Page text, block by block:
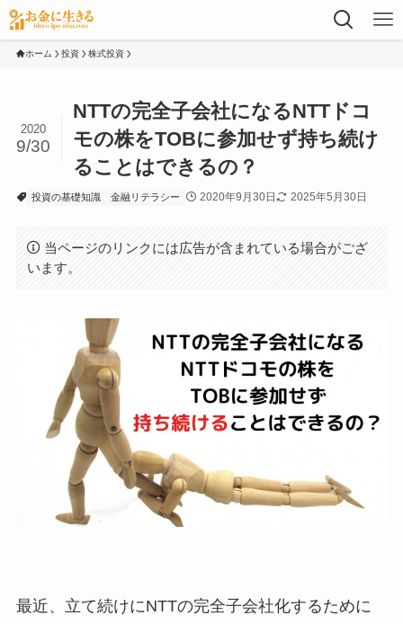
ホーム 投資 株式投資
NTTの完全子会社になるNTTドコ
モの株をTOBに参加せず持ち続け
ることはできるの？
2020
9/30
投資の基礎知識 金融リテラシー 2020年9月30日 2025年5月30日
当ページのリンクには広告が含まれている場合がござ
います。
最近、立て続けにNTTの完全子会社化するために